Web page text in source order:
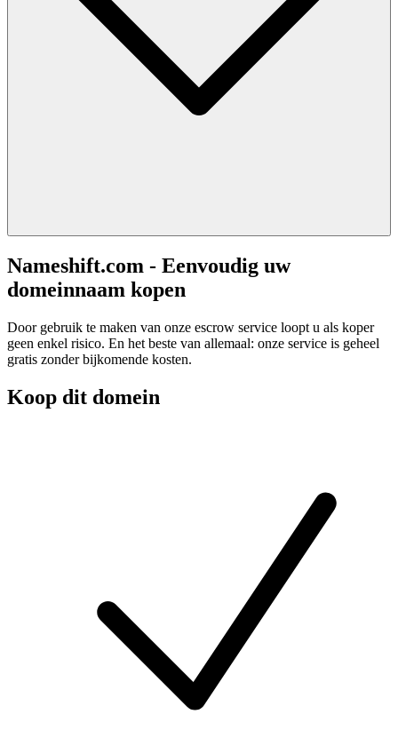
Nameshift.com - Eenvoudig uw
domeinnaam kopen
Door gebruik te maken van onze escrow service loopt u als koper
geen enkel risico. En het beste van allemaal: onze service is geheel
gratis zonder bijkomende kosten.
Koop dit domein